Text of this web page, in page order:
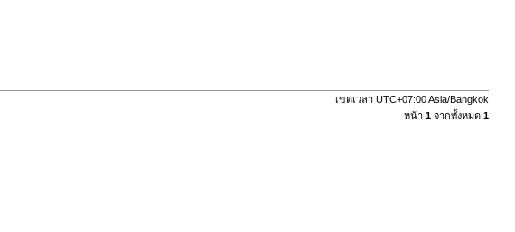
เขตเวลา UTC+07:00 Asia/Bangkok
หน้า 1จากทั้งหมด 1